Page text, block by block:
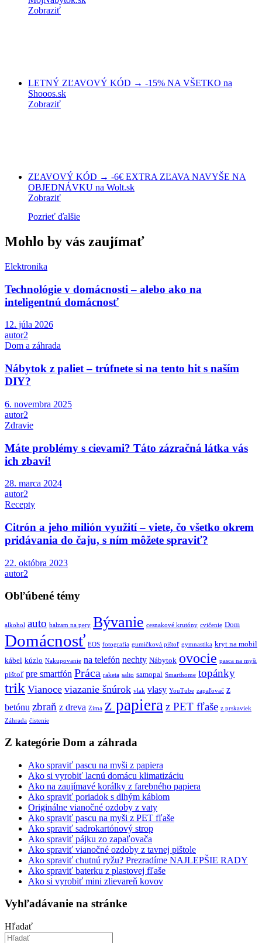
Zobraziť
LETNÝ ZĽAVOVÝ KÓD → -15% NA VŠETKO na
Shooos.sk
Zobraziť
ZĽAVOVÝ KÓD → -6€ EXTRA ZĽAVA NAVYŠE NA
OBJEDNÁVKU na Wolt.sk
Zobraziť
Pozrieť ďalšie
Mohlo by vás zaujímať
Elektronika
Technológie v domácnosti – alebo ako na
inteligentnú domácnosť
12. júla 2026
autor2
Dom a záhrada
Nábytok z paliet – trúfnete si na tento hit s naším
DIY?
6. novembra 2025
autor2
Zdravie
Máte problémy s cievami? Táto zázračná látka vás
ich zbaví!
28. marca 2024
autor2
Recepty
Citrón a jeho milión využití – viete, čo všetko okrem
pridávania do čaju, s ním môžete spraviť?
22. októbra 2023
autor2
Obľúbené témy
alkohol auto balzam na pery Bývanie cesnakové krutóny cvičenie Dom
Domácnosť EOS fotografia gumičková pištoľ gymnastika kryt na mobil
kábel kúzlo Nakupovanie na telefón nechty Nábytok ovocie pasca na myši
pištoľ pre smartfón Práca raketa salto samopal Smarthome topánky
trik Vianoce viazanie šnúrok vlak vlasy YouTube zapaľovač z
betónu zbraň z dreva Zima z papieraz PET fľaše z prskaviek
Záhrada čistenie
Z kategórie Dom a záhrada
Ako spraviť pascu na myši z papiera
Ako si vyrobiť lacnú domácu klimatizáciu
Ako na zaujímavé korálky z farebného papiera
Ako spraviť poriadok s dlhým káblom
Originálne vianočné ozdoby z vaty
Ako spraviť pascu na myši z PET fľaše
Ako spraviť sadrokartónový strop
Ako spraviť pájku zo zapaľovača
Ako spraviť vianočné ozdoby z tavnej pištole
Ako spraviť chutnú ryžu? Prezradíme NAJLEPŠIE RADY
Ako spraviť baterku z plastovej fľaše
Ako si vyrobiť mini zlievareň kovov
Vyhľadávanie na stránke
Hľadať